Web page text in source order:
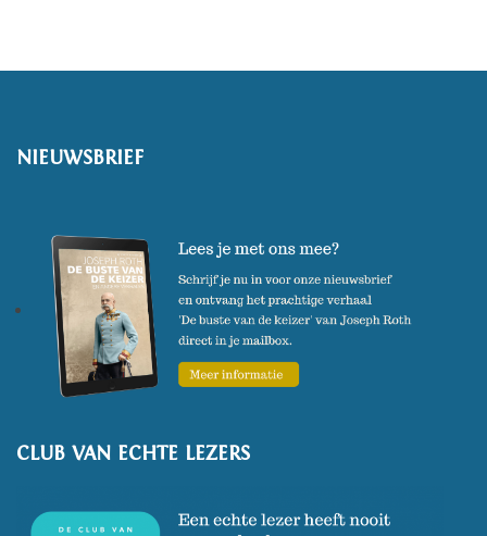
NIEUWSBRIEF
CLUB VAN ECHTE LEZERS